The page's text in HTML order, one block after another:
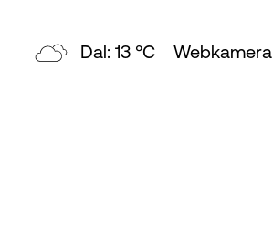
Topp: 7 °C Webkamera